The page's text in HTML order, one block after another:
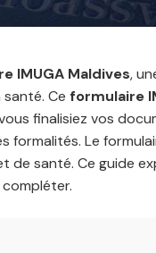
IMUGA Maldives,
Ce formulaire
finalisiez vos
formalités. Le
de santé. Ce guide